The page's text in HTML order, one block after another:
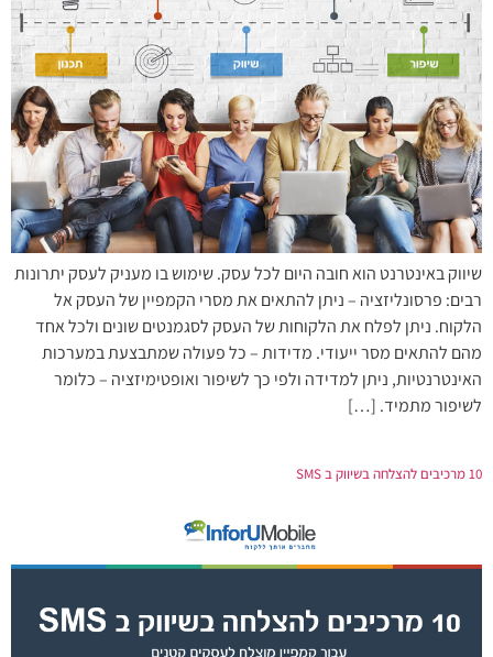
שיווק באינטרנט הוא חובה היום לכל עסק. שימוש בו מעניק לעסק יתרונות
רבים: פרסונליזציה – ניתן להתאים את מסרי הקמפיין של העסק אל
הלקוח. ניתן לפלח את הלקוחות של העסק לסגמנטים שונים ולכל אחד
מהם להתאים מסר ייעודי. מדידות – כל פעולה שמתבצעת במערכות
האינטרנטיות, ניתן למדידה ולפי כך לשיפור ואופטימיזציה – כלומר
לשיפור מתמיד. […]
10 מרכיבים להצלחה בשיווק ב SMS